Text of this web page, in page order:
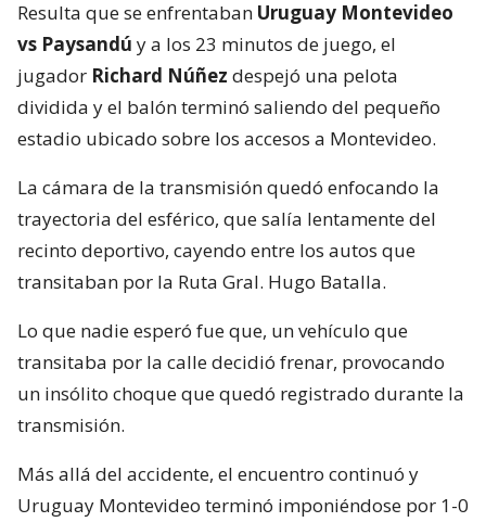
Resulta que se enfrentaban Uruguay Montevideo
vs Paysandú y a los 23 minutos de juego, el
jugador Richard Núñez despejó una pelota
dividida y el balón terminó saliendo del pequeño
estadio ubicado sobre los accesos a Montevideo.
La cámara de la transmisión quedó enfocando la
trayectoria del esférico, que salía lentamente del
recinto deportivo, cayendo entre los autos que
transitaban por la Ruta Gral. Hugo Batalla.
Lo que nadie esperó fue que, un vehículo que
transitaba por la calle decidió frenar, provocando
un insólito choque que quedó registrado durante la
transmisión.
Más allá del accidente, el encuentro continuó y
Uruguay Montevideo terminó imponiéndose por 1-0